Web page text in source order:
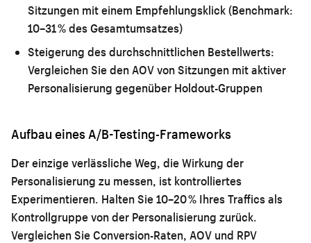
Sitzungen mit einem Empfehlungsklick (Benchmark:
10–31 % des Gesamtumsatzes)
Steigerung des durchschnittlichen Bestellwerts:
Vergleichen Sie den AOV von Sitzungen mit aktiver
Personalisierung gegenüber Holdout-Gruppen
Aufbau eines A/B-Testing-Frameworks
Der einzige verlässliche Weg, die Wirkung der
Personalisierung zu messen, ist kontrolliertes
Experimentieren. Halten Sie 10–20 % Ihres Traffics als
Kontrollgruppe von der Personalisierung zurück.
Vergleichen Sie Conversion-Raten, AOV und RPV